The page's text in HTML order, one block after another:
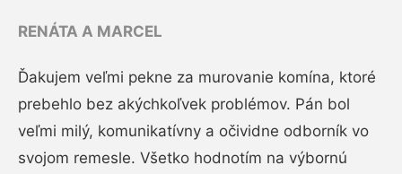
RENÁTA A MARCEL
Ďakujem veľmi pekne za murovanie komína, ktoré
prebehlo bez akýchkoľvek problémov. Pán bol
veľmi milý, komunikatívny a očividne odborník vo
svojom remesle. Všetko hodnotím na výbornú